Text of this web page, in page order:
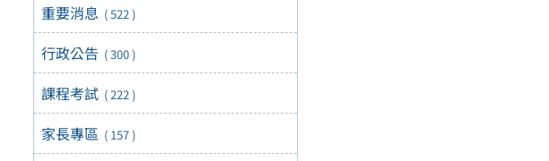
重要消息 ( 522 )
行政公告 ( 300 )
課程考試 ( 222 )
家長專區 ( 157 )